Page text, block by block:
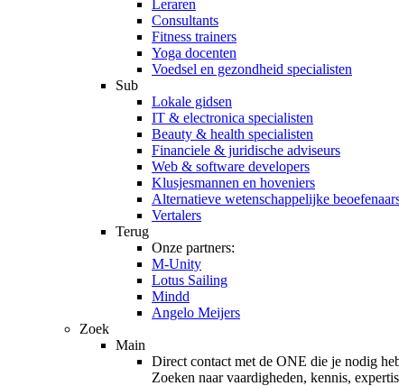
Leraren
Consultants
Fitness trainers
Yoga docenten
Voedsel en gezondheid specialisten
Sub
Lokale gidsen
IT & electronica specialisten
Beauty & health specialisten
Financiele & juridische adviseurs
Web & software developers
Klusjesmannen en hoveniers
Alternatieve wetenschappelijke
Vertalers
Terug
Onze partners:
M-Unity
Lotus Sailing
Mindd
Angelo Meijers
Zoek
Main
Direct contact met de ONE die je nodig
Zoeken naarvaardigheden, kennis,